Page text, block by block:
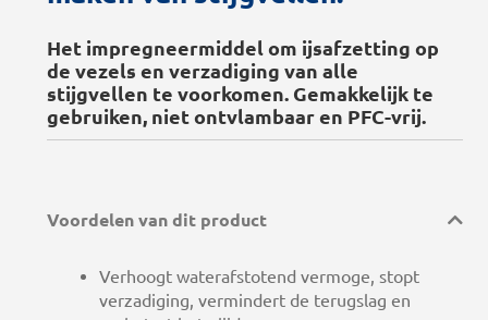
Het impregneermiddel om ijsafzetting op
de vezels en verzadiging van alle
stijgvellen te voorkomen. Gemakkelijk te
gebruiken, niet ontvlambaar en PFC-vrij.
Voordelen van dit product
Verhoogt waterafstotend vermoge, stopt
verzadiging, vermindert de terugslag en